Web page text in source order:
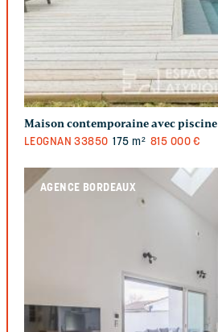
Maison contemporaine avec piscine
LEOGNAN 33850 175 m² 815 000 €
AGENCE BORDEAUX